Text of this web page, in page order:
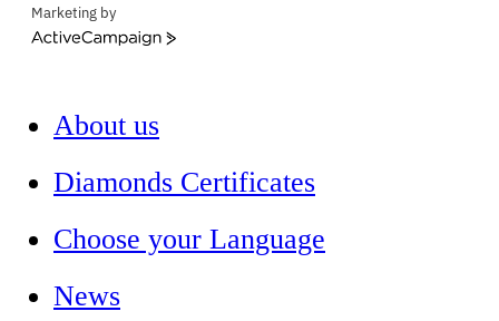
Marketing by
ActiveCampaign
About us
Diamonds Certificates
Choose your Language
News